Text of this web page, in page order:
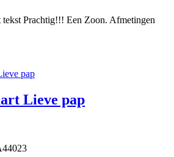
tekst Prachtig!!! Een Zoon. Afmetingen
Lieve pap